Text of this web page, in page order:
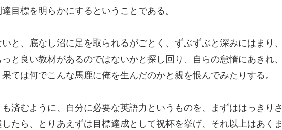
目標を明らかにするということである。
と、底なし沼に足を取られるがごとく、ずぶずぶと深みにはまり、
と良い教材があるのではないかと探し回り、自らの怠惰にあきれ、
ては何でこんな馬鹿に俺を生んだのかと親を恨んでみたりする。
済むように、自分に必要な英語力というものを、まずははっきりさ
たら、とりあえずは目標達成として祝杯を挙げ、それ以上はあくま